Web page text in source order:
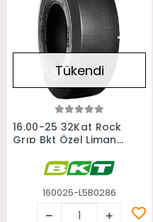
Stokta Yok
Tükendi
16.00-25 32Kat Rock
Grıp Bkt Özel Liman
160025-L5B0286